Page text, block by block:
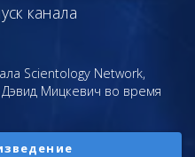
канала
Scientology Network,
Мицкевич во время